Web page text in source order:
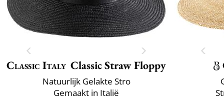
Classic Italy Classic Straw Floppy
Natuurlijk Gelakte Stro
Gemaakt in Italië